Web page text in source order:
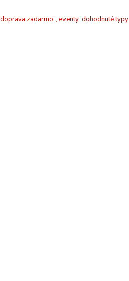
zadarmo", eventy: dohodnuté typy